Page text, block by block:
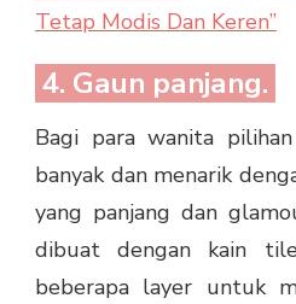
Tetap Modis Dan Keren”
4. Gaun panjang.
Bagi para wanita
banyak dan menarik
yang panjang dan
dibuat dengan kain
beberapa layer untuk